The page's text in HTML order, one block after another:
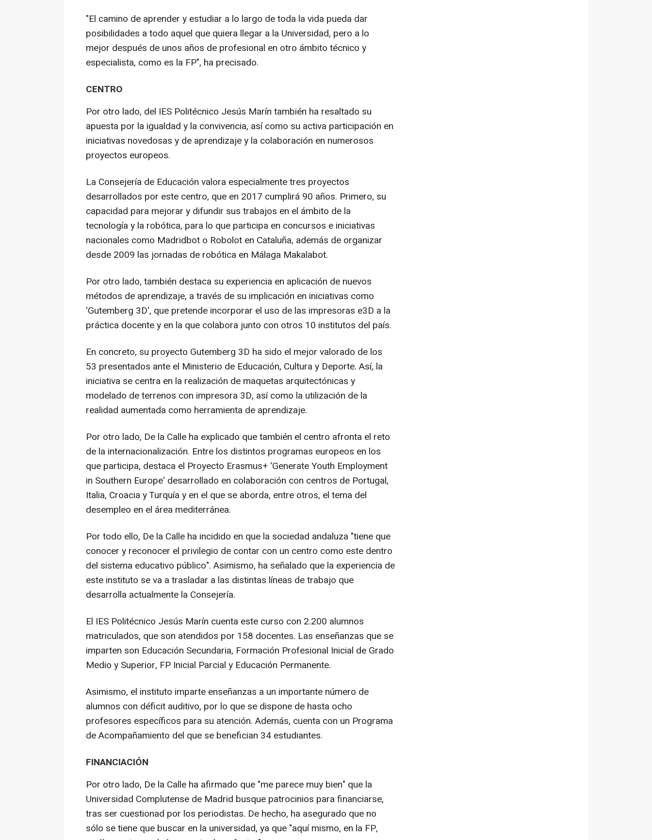
"El camino de aprender y estudiar a lo largo de toda la vida pueda dar
posibilidades a todo aquel que quiera llegar a la Universidad, pero a lo
mejor después de unos años de profesional en otro ámbito técnico y
especialista, como es la FP", ha precisado.
CENTRO
Por otro lado, del IES Politécnico Jesús Marín también ha resaltado su
apuesta por la igualdad y la convivencia, así como su activa participación en
iniciativas novedosas y de aprendizaje y la colaboración en numerosos
proyectos europeos.
La Consejería de Educación valora especialmente tres proyectos
desarrollados por este centro, que en 2017 cumplirá 90 años. Primero, su
capacidad para mejorar y difundir sus trabajos en el ámbito de la
tecnología y la robótica, para lo que participa en concursos e iniciativas
nacionales como Madridbot o Robolot en Cataluña, además de organizar
desde 2009 las jornadas de robótica en Málaga Makalabot.
Por otro lado, también destaca su experiencia en aplicación de nuevos
métodos de aprendizaje, a través de su implicación en iniciativas como
'Gutemberg 3D', que pretende incorporar el uso de las impresoras e3D a la
práctica docente y en la que colabora junto con otros 10 institutos del país.
En concreto, su proyecto Gutemberg 3D ha sido el mejor valorado de los
53 presentados ante el Ministerio de Educación, Cultura y Deporte. Así, la
iniciativa se centra en la realización de maquetas arquitectónicas y
modelado de terrenos con impresora 3D, así como la utilización de la
realidad aumentada como herramienta de aprendizaje.
Por otro lado, De la Calle ha explicado que también el centro afronta el reto
de la internacionalización. Entre los distintos programas europeos en los
que participa, destaca el Proyecto Erasmus+ 'Generate Youth Employment
in Southern Europe' desarrollado en colaboración con centros de Portugal,
Italia, Croacia y Turquía y en el que se aborda, entre otros, el tema del
desempleo en el área mediterránea.
Por todo ello, De la Calle ha incidido en que la sociedad andaluza "tiene que
conocer y reconocer el privilegio de contar con un centro como este dentro
del sistema educativo público". Asimismo, ha señalado que la experiencia de
este instituto se va a trasladar a las distintas líneas de trabajo que
desarrolla actualmente la Consejería.
El IES Politécnico Jesús Marín cuenta este curso con 2.200 alumnos
matriculados, que son atendidos por 158 docentes. Las enseñanzas que se
imparten son Educación Secundaria, Formación Profesional Inicial de Grado
Medio y Superior, FP Inicial Parcial y Educación Permanente.
Asimismo, el instituto imparte enseñanzas a un importante número de
alumnos con déficit auditivo, por lo que se dispone de hasta ocho
profesores específicos para su atención. Además, cuenta con un Programa
de Acompañamiento del que se benefician 34 estudiantes.
FINANCIACIÓN
Por otro lado, De la Calle ha afirmado que "me parece muy bien" que la
Universidad Complutense de Madrid busque patrocinios para financiarse,
tras ser cuestionad por los periodistas. De hecho, ha asegurado que no
sólo se tiene que buscar en la universidad, ya que "aquí mismo, en la FP,